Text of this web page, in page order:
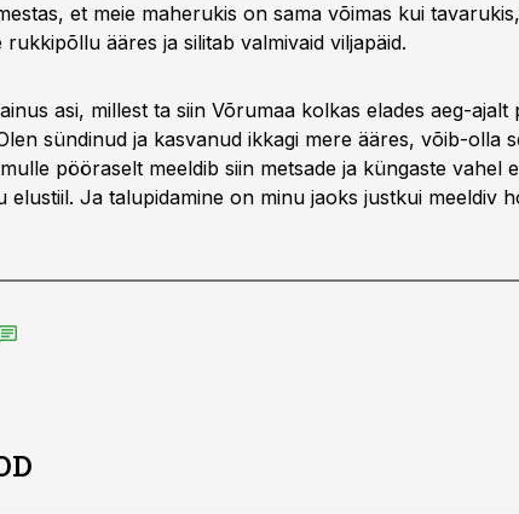
et meie maherukis on sama võimas kui
ääres ja silitab valmivaid viljapäid.
asi, millest ta siin Võrumaa kolkas elades aeg-ajalt
sündinud ja kasvanud ikkagi mere ääres, võib-olla
pööraselt meeldib siin metsade ja küngaste vahel
elustiil. Ja talupidamine on minu jaoks justkui meeldiv